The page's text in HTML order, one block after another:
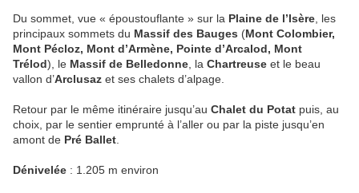
Du sommet, vue « époustouflante » sur la Plaine de l’Isère , les
principaux sommets du Massif des Bauges (Mont Colombier,
Mont Pécloz, Mont d’Armène, Pointe d’Arcalod, Mont
Trélod), le Massif de Belledonne , la Chartreuse et le beau
vallon d’Arclusaz et ses chalets d’alpage.
Retour par le même itinéraire jusqu’au Chalet du Potat puis, au
choix, par le sentier emprunté à l’aller ou par la piste jusqu’en
amont de Pré Ballet
Dénivelée : 1.205 m environ